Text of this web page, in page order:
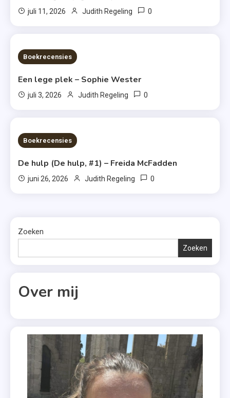
juli 11, 2026 Judith Regeling 0
6 MINS READ
Boekrecensies
Een lege plek – Sophie Wester
juli 3, 2026 Judith Regeling 0
7 MINS READ
Boekrecensies
De hulp (De hulp, #1) – Freida McFadden
juni 26, 2026 Judith Regeling 0
Zoeken
Zoeken
Over mij